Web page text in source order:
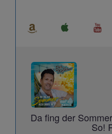
Da fing der
So!